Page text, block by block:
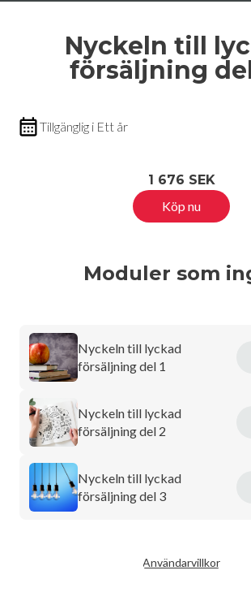
Nyckeln till
försäljning del
Tillgänglig i Ett år
1 676 SEK
Köp nu
Moduler som
Nyckeln till lyckad
försäljning del 1
Nyckeln till lyckad
försäljning del 2
Nyckeln till lyckad
försäljning del 3
Användarvillkor